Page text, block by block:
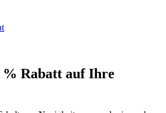
% Rabatt auf Ihre